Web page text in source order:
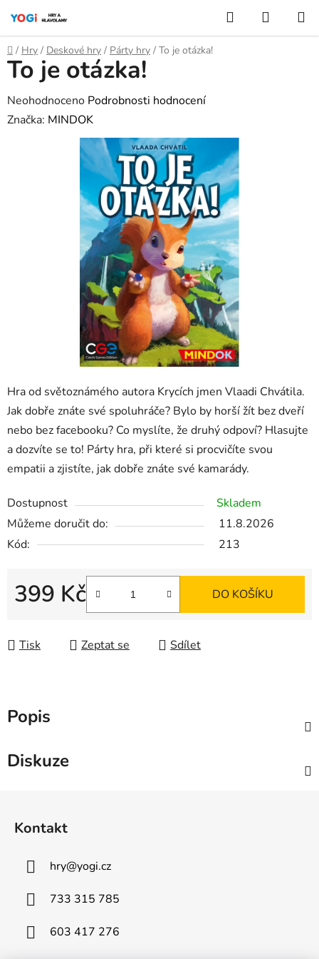
obsah
Hledat
KOŠÍK
Domů
/ Hry / Deskové hry / Párty hry / To je otázka!
Hra od světoznámého autora Krycích jmen Vlaadi Chvátila.
Jak dobře znáte své spoluhráče? Bylo by horší žít bez dveří
nebo bez facebooku? Co myslíte, že druhý odpoví? Hlasujte
a dozvíte se to! Párty hra, při které si procvičíte svou
empatii a zjistíte, jak dobře znáte své kamarády.
Dostupnost
Skladem
Můžeme doručit do:
11.8.2026
Kód:
213
399 Kč DO KOŠÍKU
Tisk Zeptat se Sdílet
To je otázka!
Průměrné
hodnocení
Neohodnoceno Podrobnosti hodnocení
Značka: MINDOK
Popis
Diskuze
Kontakt
hry@yogi.cz
733 315 785
603 417 276